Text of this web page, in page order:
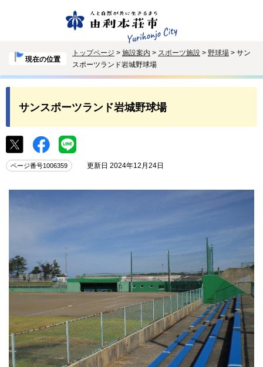
現在の位置
トップページ > 施設案内 > スポーツ施設 > 野球場 > サン
スポーツランド岩城野球場
サンスポーツランド岩城野球場
ページ番号1006359 更新日 2024年12月24日